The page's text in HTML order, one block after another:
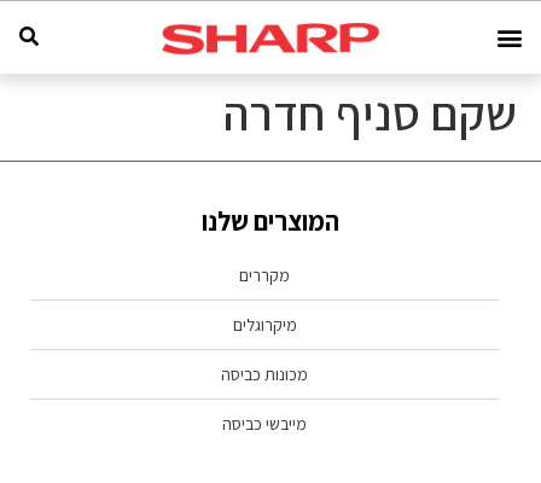
שקם סניף חדרה
המוצרים שלנו
מקררים
מיקרוגלים
מכונות כביסה
מייבשי כביסה